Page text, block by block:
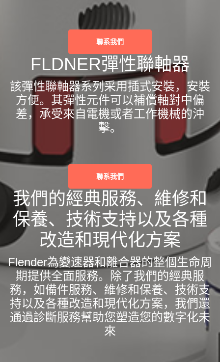
聯系我們
FLDNER彈性聯軸器
該彈性聯軸器系列采用插式安裝，安裝
方便。其彈性元件可以補償軸對中偏
差，承受來自電機或者工作機械的沖
擊。
聯系我們
我們的經典服務、維修和
保養、技術支持以及各種
改造和現代化方案
Flender為變速器和離合器的整個生命周
期提供全面服務。除了我們的經典服
務，如備件服務、維修和保養、技術支
持以及各種改造和現代化方案，我們還
通過診斷服務幫助您塑造您的數字化未
來